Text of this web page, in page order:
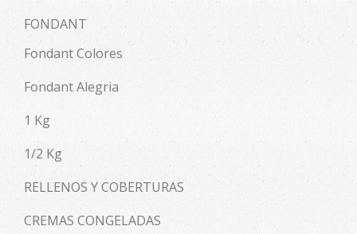
FONDANT
Fondant Colores
Fondant Alegria
1 Kg
1/2 Kg
RELLENOS Y COBERTURAS
CREMAS CONGELADAS